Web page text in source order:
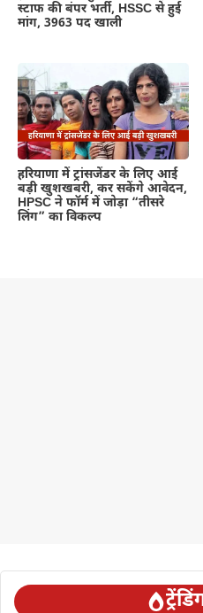
स्टाफ की बंपर भर्ती, HSSC से हुई
मांग, 3963 पद खाली
हरियाणा में ट्रांसजेंडर के लिए आई
बड़ी खुशखबरी, कर सकेंगे आवेदन,
HPSC ने फॉर्म में जोड़ा “तीसरे
लिंग” का विकल्प